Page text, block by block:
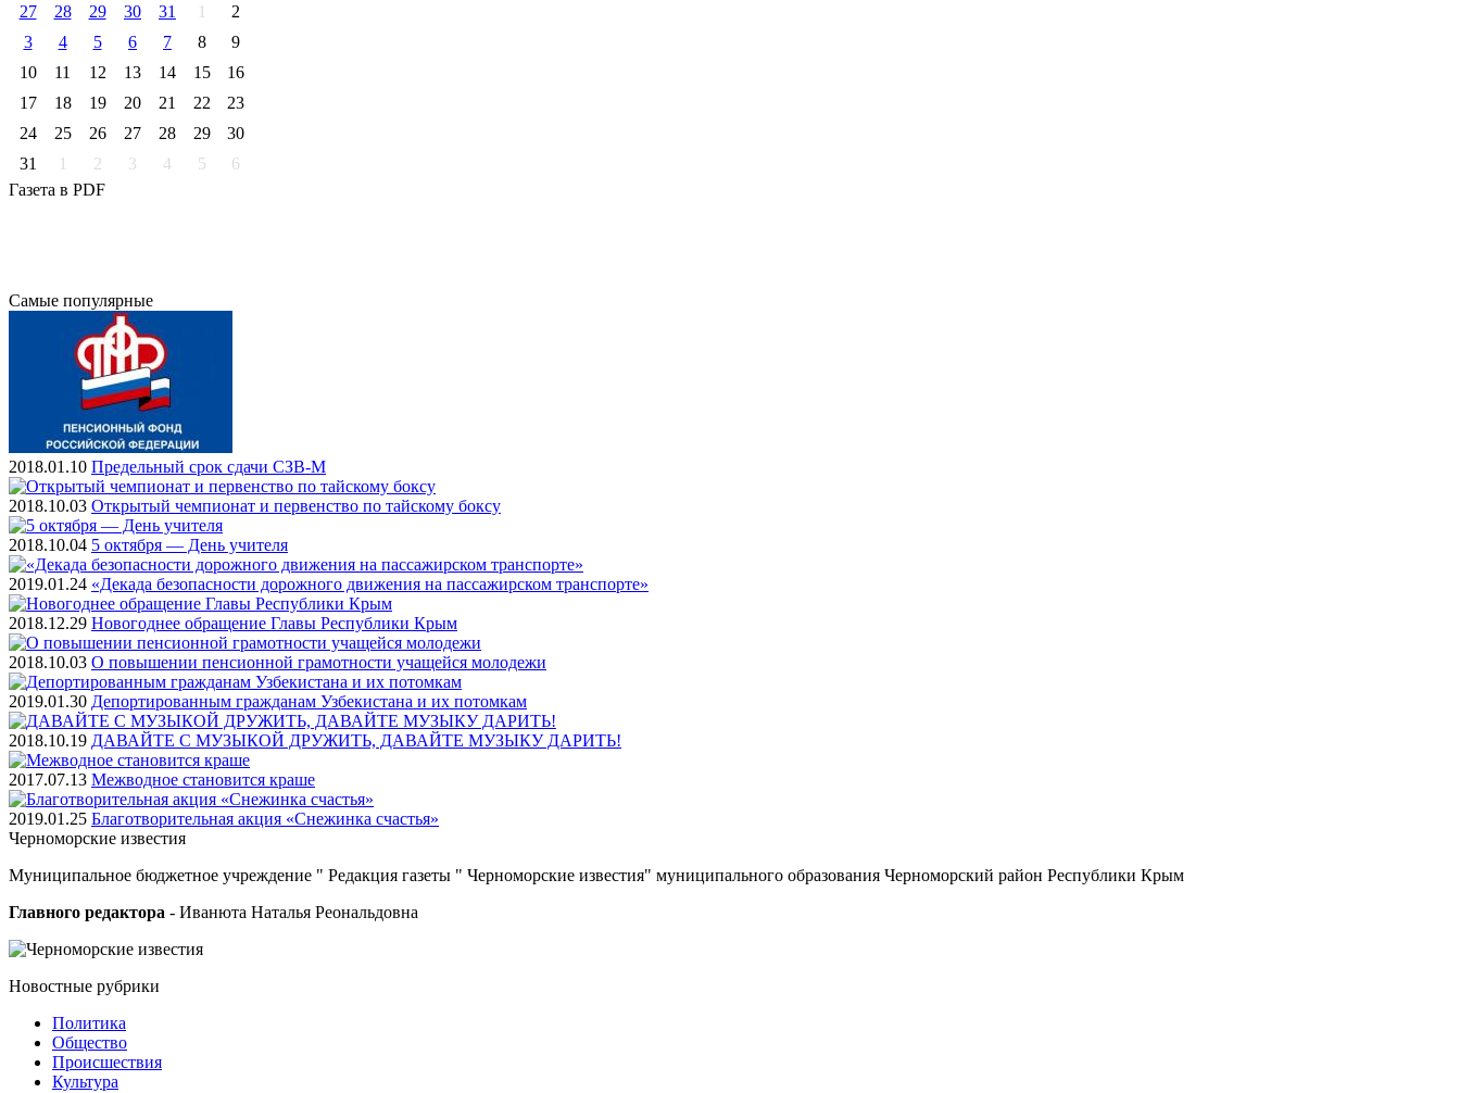
27
28 29 30 31 1
2
3
4 5 6 7 8
9
10
11 12 13 14 15
16
17
18 19 20 21 22
23
24
25 26 27 28 29
30
31
1 2 3 4 5
6
Газета в PDF
Самые популярные
2018.01.10 Предельный срок сдачи СЗВ-М
2018.10.03 Открытый чемпионат и первенство по тайскому боксу
2018.10.04 5 октября — День учителя
2019.01.24 «Декада безопасности дорожного движения на пассажирском транспорте»
2018.12.29 Новогоднее обращение Главы Республики Крым
2018.10.03 О повышении пенсионной грамотности учащейся молодежи
2019.01.30 Депортированным гражданам Узбекистана и их потомкам
2018.10.19 ДАВАЙТЕ С МУЗЫКОЙ ДРУЖИТЬ, ДАВАЙТЕ МУЗЫКУ ДАРИТЬ!
2017.07.13 Межводное становится краше
2019.01.25 Благотворительная акция «Снежинка счастья»
Черноморские известия
Муниципальное бюджетное учреждение " Редакция газеты " Черноморские известия" муниципального образования Черноморский район Республики Крым
Главного редактора - Иванюта Наталья Реональдовна
Новостные рубрики
Политика
Общество
Проиcшествия
Культура